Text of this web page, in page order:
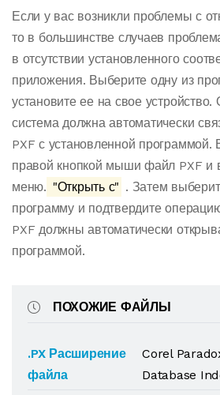
Если у вас возникли проблемы с
то в большинстве случаев
в отсутствии установленного
приложения. Выберите одну из
установите ее на свое
система должна автоматически
PXF с установленной программой.
правой кнопкой мыши файл PXF и
меню. "Открыть с" . Затем
программу и подтвердите
PXF должны автоматически
программой.
ПОХОЖИЕ ФАЙЛЫ
.PX Расширение
файла
Corel
Database